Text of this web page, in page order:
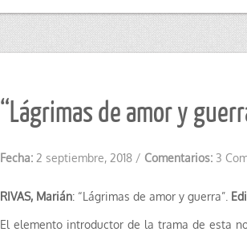
“Lágrimas de amor y
Fecha: 2 septiembre, 2018 / Comentarios: 3
RIVAS, Marián: “Lágrimas de amor y guerra”.
El elemento introductor de la trama de esta